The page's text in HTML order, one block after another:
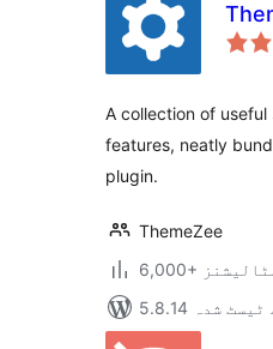
A collection of useful
features, neatly
plugin.
ThemeZee
ٹیسٹ شدہ